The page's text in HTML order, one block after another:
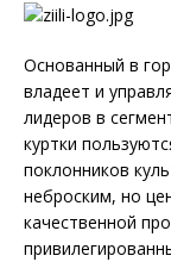
Основанный в
владеет и
лидеров в
куртки
поклонников
неброским, но
качественной